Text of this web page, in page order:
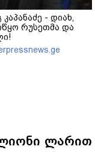
კაპანაძე - დიახ,
რუსეთმა და
ლარით